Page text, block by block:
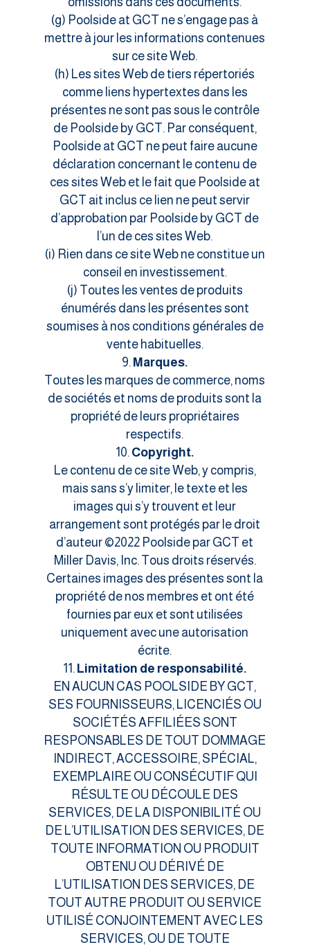
(g) Poolside at GCT ne s’engage pas à
mettre à jour les informations contenues
sur ce site Web.
(h) Les sites Web de tiers répertoriés
comme liens hypertextes dans les
présentes ne sont pas sous le contrôle
de Poolside by GCT. Par conséquent,
Poolside at GCT ne peut faire aucune
déclaration concernant le contenu de
ces sites Web et le fait que Poolside at
GCT ait inclus ce lien ne peut servir
d’approbation par Poolside by GCT de
l’un de ces sites Web.
(i) Rien dans ce site Web ne constitue un
conseil en investissement.
(j) Toutes les ventes de produits
énumérés dans les présentes sont
soumises à nos conditions générales de
vente habituelles.
Marques.
Toutes les marques de commerce, noms
de sociétés et noms de produits sont la
propriété de leurs propriétaires
respectifs.
Copyright.
Le contenu de ce site Web, y compris,
mais sans s’y limiter, le texte et les
images qui s’y trouvent et leur
arrangement sont protégés par le droit
d’auteur ©2022 Poolside par GCT et
Miller Davis, Inc. Tous droits réservés.
Certaines images des présentes sont la
propriété de nos membres et ont été
fournies par eux et sont utilisées
uniquement avec une autorisation
écrite.
Limitation de responsabilité.
EN AUCUN CAS POOLSIDE BY GCT,
SES FOURNISSEURS, LICENCIÉS OU
SOCIÉTÉS AFFILIÉES SONT
RESPONSABLES DE TOUT DOMMAGE
INDIRECT, ACCESSOIRE, SPÉCIAL,
EXEMPLAIRE OU CONSÉCUTIF QUI
RÉSULTE OU DÉCOULE DES
SERVICES, DE LA DISPONIBILITÉ OU
DE L’UTILISATION DES SERVICES, DE
TOUTE INFORMATION OU PRODUIT
OBTENU OU DÉRIVÉ DE
L’UTILISATION DES SERVICES, DE
TOUT AUTRE PRODUIT OU SERVICE
UTILISÉ CONJOINTEMENT AVEC LES
SERVICES, OU DE TOUTE